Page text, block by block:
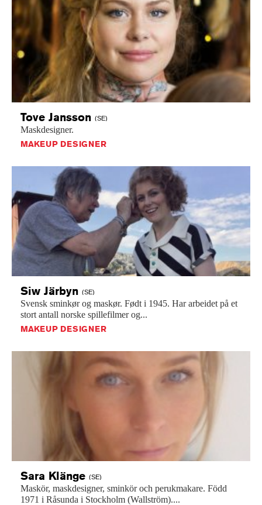
Tove Jansson (SE)
Maskdesigner.
MAKEUP DESIGNER
Siw Järbyn (SE)
Svensk sminkør og maskør. Født i 1945. Har arbeidet på et
stort antall norske spillefilmer og...
MAKEUP DESIGNER
Sara Klänge (SE)
Maskör, maskdesigner, sminkör och perukmakare. Född
1971 i Råsunda i Stockholm (Wallström)....